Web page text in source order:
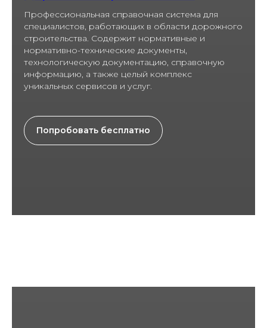
Профессиональная справочная система для
специалистов, работающих в области дорожного
строительства. Содержит нормативные и
нормативно-технические документы,
технологическую документацию, справочную
информацию, а также целый комплекс
уникальных сервисов и услуг.
Попробовать бесплатно